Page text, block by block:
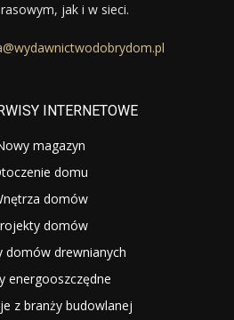
jak i w sieci.
INTERNETOWE
magazyn
domu
domów
domów
domów drewnianych
energooszczędne
z branży budowlanej